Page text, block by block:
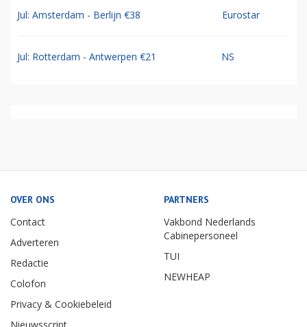
Jul: Amsterdam - Berlijn €38 Eurostar
Jul: Rotterdam - Antwerpen €21 NS
OVER ONS
Contact
Adverteren
Redactie
Colofon
Privacy & Cookiebeleid
PARTNERS
Vakbond Nederlands
Cabinepersoneel
TUI
NEWHEAP